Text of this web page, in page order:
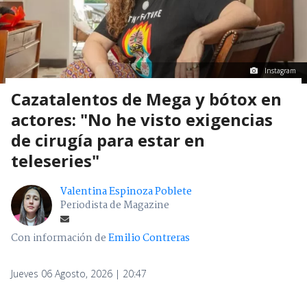
Instagram
Cazatalentos de Mega y bótox en
actores: "No he visto exigencias
de cirugía para estar en
teleseries"
Valentina Espinoza Poblete
Periodista de Magazine
Con información deEmilio Contreras
Jueves 06 Agosto, 2026 | 20:47